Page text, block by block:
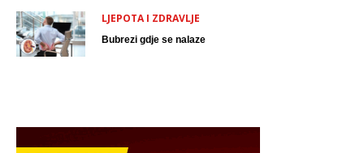
LJEPOTA I ZDRAVLJE
Bubrezi gdje se nalaze